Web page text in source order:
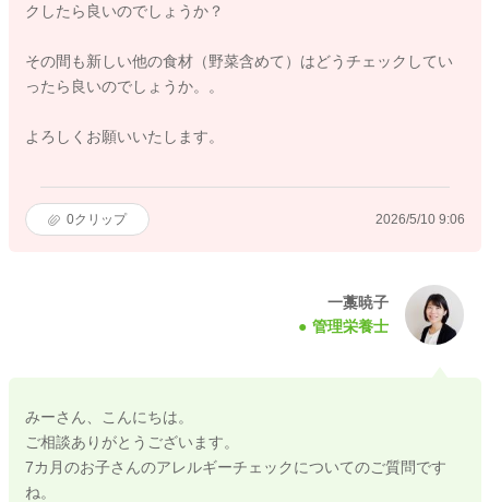
クしたら良いのでしょうか？
その間も新しい他の食材（野菜含めて）はどうチェックしてい
ったら良いのでしょうか。。
よろしくお願いいたします。
0クリップ 2026/5/10 9:06
一藁暁子
管理栄養士
みーさん、こんにちは。
ご相談ありがとうございます。
7カ月のお子さんのアレルギーチェックについてのご質問です
ね。